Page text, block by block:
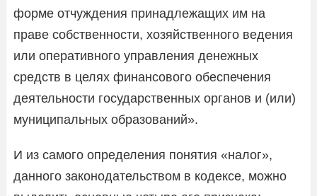
форме отчуждения принадлежащих им на
праве собственности, хозяйственного ведения
или оперативного управления денежных
средств в целях финансового обеспечения
деятельности государственных органов и (или)
муниципальных образований».
И из самого определения понятия «налог»,
данного законодательством в кодексе, можно